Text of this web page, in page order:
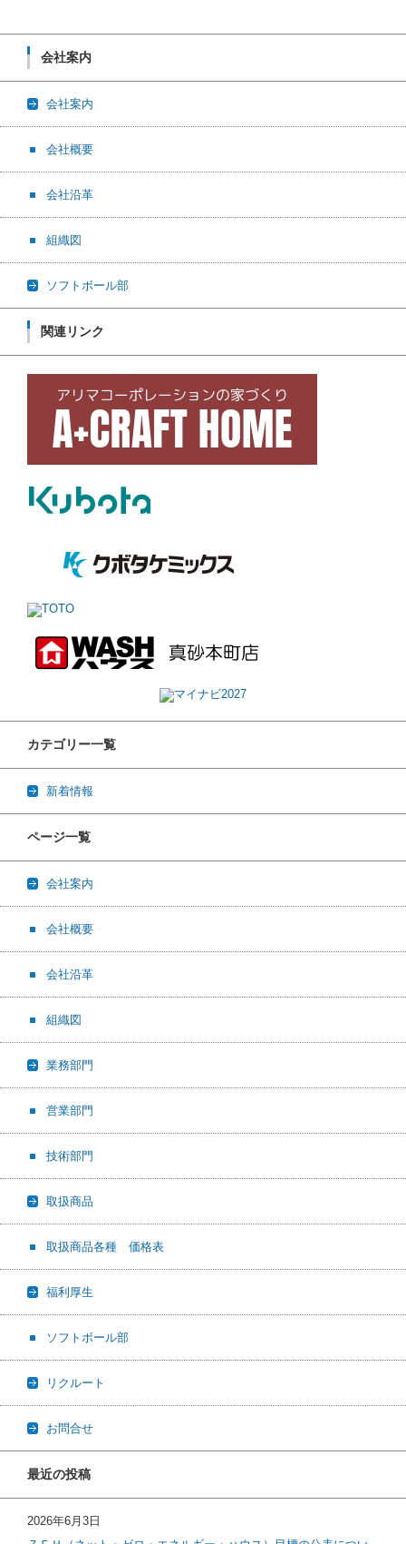
会社案内
会社案内
会社概要
会社沿革
組織図
ソフトボール部
関連リンク
カテゴリー一覧
新着情報
ページ一覧
会社案内
会社概要
会社沿革
組織図
業務部門
営業部門
技術部門
取扱商品
取扱商品各種 価格表
福利厚生
ソフトボール部
リクルート
お問合せ
最近の投稿
2026年6月3日